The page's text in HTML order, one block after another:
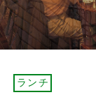
ランチ